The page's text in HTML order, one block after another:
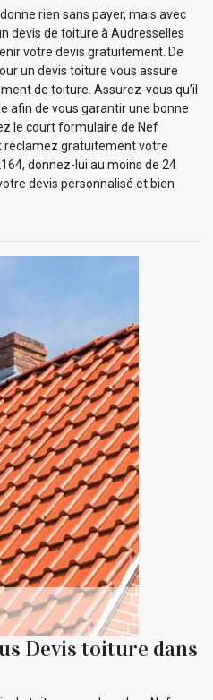
rien sans payer, mais avec
devis de toiture à Audresselles
votre devis gratuitement. De
un devis toiture vous assure
de toiture. Assurez-vous qu’il
afin de vous garantir une bonne
le court formulaire de Nef
réclamez gratuitement votre
donnez-lui au moins de 24
devis personnalisé et bien
Devis toiture dans